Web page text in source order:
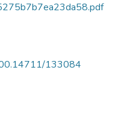
133084